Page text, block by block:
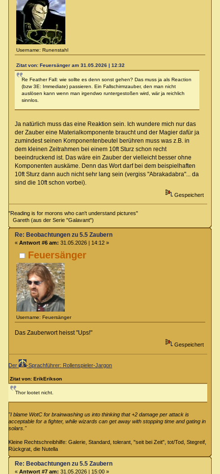
Username: Runenstahl
Zitat von: Feuersänger am 31.05.2026 | 12:32
Re Feather Fall: wie sollte es denn sonst gehen? Das muss ja als Reaction
(bzw 3E: Immediate) passieren. Ein Fallschirmzauber, den man nicht
auslösen kann wenn man irgendwo runtergestoßen wird, wär ja reichlich
sinnlos.
Ja natürlich muss das eine Reaktion sein. Ich wundere mich nur das
der Zauber eine Materialkomponente braucht und der Magier dafür ja
zumindest seinen Komponentenbeutel berühren muss was z.B. in
dem kleinen Zeitrahmen bei einem 10ft Sturz schon recht
beeindruckend ist. Das wäre ein Zauber der vielleicht besser ohne
Komponenten auskäme. Denn das Wort darf bei dem beispielhaften
10ft Sturz dann auch nicht sehr lang sein (vergiss "Abrakadabra"... da
sind die 10ft schon vorbei).
Gespeichert
"Reading is for morons who can't understand pictures"
Gareth (aus der Serie "Galavant")
Feuersänger
Username: Feuersänger
Re: Beobachtungen zu 5.5 Zaubern
« Antwort #6 am: 31.05.2026 | 14:12 »
Das Zauberwort heisst "Ups!"
Gespeichert
Der -Sprachführer: Rollenspieler-Jargon
Zitat von: ErikErikson
Thor lootet nicht.
"I blame WotC for brainwashing us into thinking that +2 damage per attack is
acceptable for a fighter, while wizards can get away with stopping time and gating in
solars."
Kleine Rechtschreibhilfe: Galerie, Standard, tolerant, "seit bei Zeit", tot/Tod, Stegreif,
Rückgrat, die Nutella
Re: Beobachtungen zu 5.5 Zaubern
« Antwort #7 am: 31.05.2026 | 15:00 »